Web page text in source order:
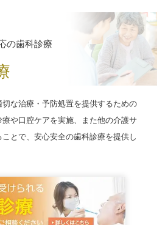
の歯科診療
な治療・予防処置を提供するための
や口腔ケアを実施、また他の介護サ
とで、安心安全の歯科診療を提供し